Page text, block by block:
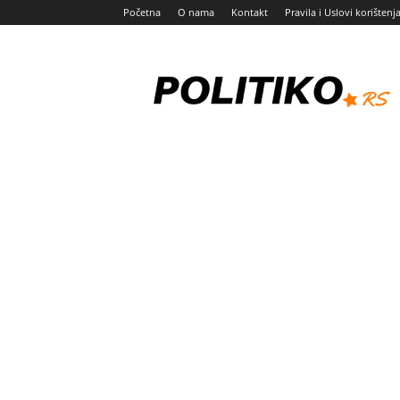
Početna O nama Kontakt Pravila i Uslovi korištenja